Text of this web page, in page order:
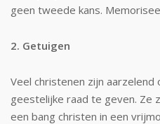
geen tweede kans.
2. Getuigen
Veel christenen zijn
geestelijke raad te geven. Ze
een bang christen in een